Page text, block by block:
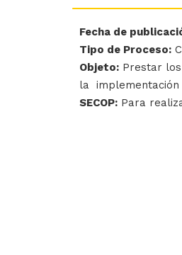
Fecha de
Tipo de Proceso:
Objeto: Prestar
la implementación
SECOP: Para